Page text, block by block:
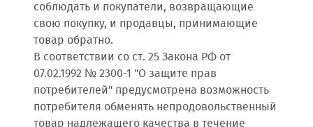
соблюдать и покупатели, возвращающие
свою покупку, и продавцы, принимающие
товар обратно.
В соответствии со ст. 25 Закона РФ от
07.02.1992 № 2300-1 "О защите прав
потребителей" предусмотрена возможность
потребителя обменять непродовольственный